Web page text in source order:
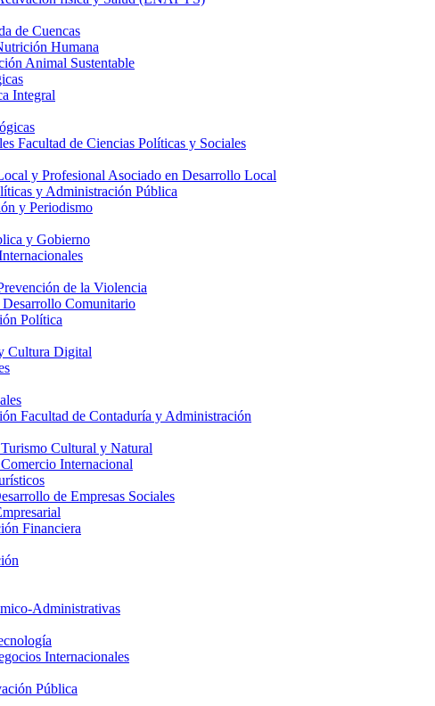
de Cuencas
Humana
Animal Sustentable
Integral
Facultad de Ciencias Políticas y Sociales
y Profesional Asociado en Desarrollo Local
y Administración Pública
y Periodismo
y Gobierno
de la Violencia
Comunitario
Política
Cultura Digital
Facultad de Contaduría y Administración
Cultural y Natural
Internacional
de Empresas Sociales
Financiera
Administrativas
Internacionales
Pública